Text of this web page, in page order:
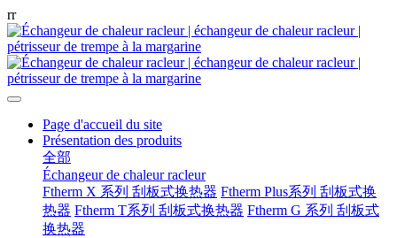
rr
Page d'accueil du site
Présentation des produits
全部
Échangeur de chaleur racleur
Ftherm X 系列 刮板式换热器 Ftherm Plus系列 刮板式换
热器 Ftherm T系列 刮板式换热器 Ftherm G 系列 刮板式
换热器